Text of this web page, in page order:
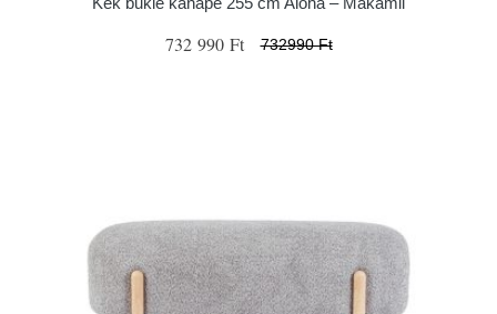
732 990 Ft 732990 Ft